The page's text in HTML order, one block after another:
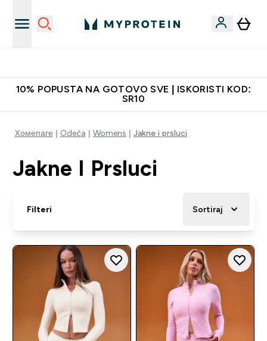
10% POPUSTA NA GOTOVO SVE | ISKORISTI KOD:
SR10
Xомепаге Odeća Womens Jakne i prsluci
Jakne I Prsluci
Filteri Sortiraj